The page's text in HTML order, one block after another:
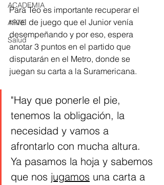
ACADEMIA
ARTE
Salud
Para Teo es importante recuperar el
nivel de juego que el Junior venía
desempeñando y por eso, espera
anotar 3 puntos en el partido que
disputarán en el Metro, donde se
juegan su carta a la Suramericana.
"Hay que ponerle el pie,
tenemos la obligación, la
necesidad y vamos a
afrontarlo con mucha altura.
Ya pasamos la hoja y sabemos
que nos jugamos una carta a